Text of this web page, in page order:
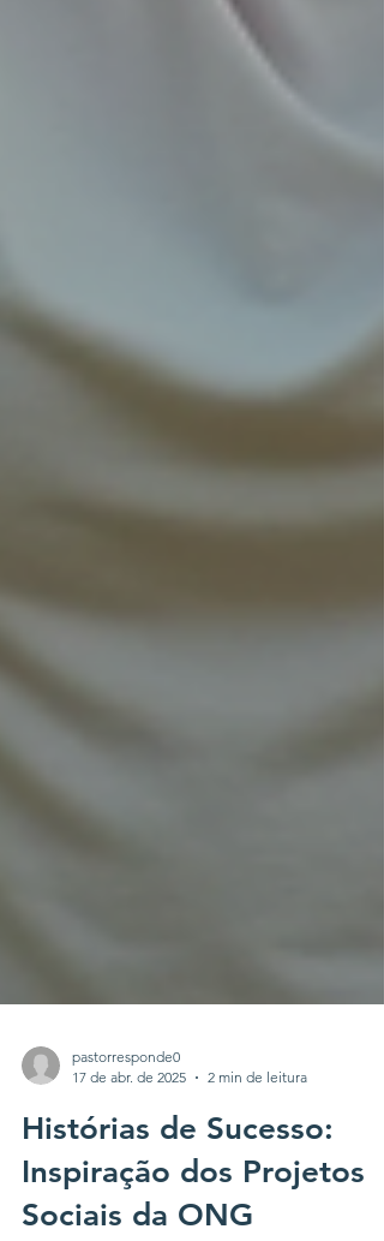
17 de abr. de 2025
2 min de leitura
Histórias de Sucesso:
Inspiração dos Projetos